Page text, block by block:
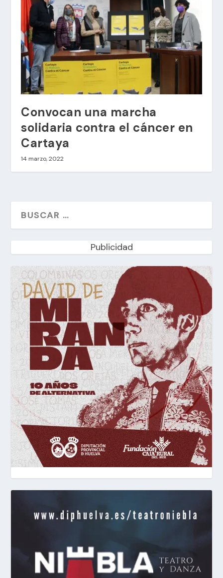
Convocan una marcha
solidaria contra el cáncer en
Cartaya
14 marzo, 2022
Publicidad